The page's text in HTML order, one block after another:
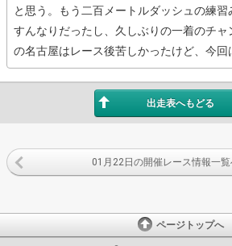
と思う。もう二百メートルダッシュの練習
すんなりだったし、久しぶりの一着のチャ
の名古屋はレース後苦しかったけど、今回
出走表へもどる
01月22日の開催レース情報一
ページトップへ